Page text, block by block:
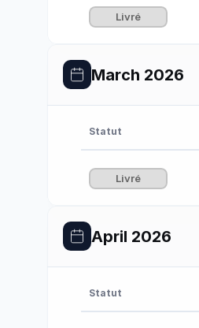
Livré
March 2026
Statut
Livré
April 2026
Statut